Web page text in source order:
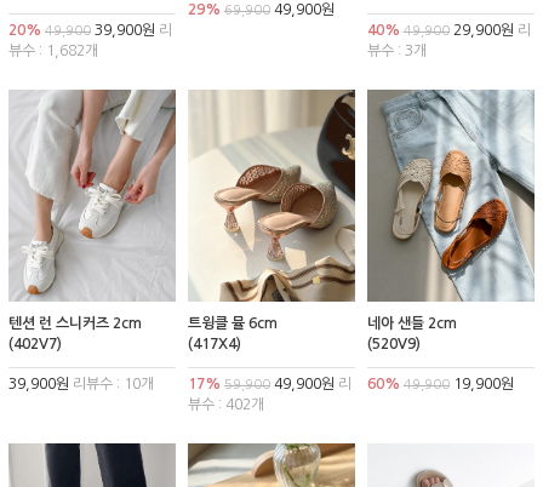
20% 49,900 39,900원 리
뷰수 : 1,682개
29% 69,90049,900원
40% 49,90029,900원 리
뷰수 : 3개
텐션 런 스니커즈 2cm
(402V7)
39,900원 리뷰수 : 10개
트윙클 뮬 6cm
(417X4)
17% 59,90049,900원 리
뷰수 : 402개
네아 샌들 2cm
(520V9)
60% 49,90019,900원